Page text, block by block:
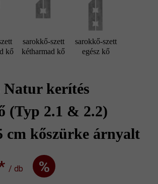
kő
sarokkő-szett
kétharmad kő
sarokkő-szett
egész kő
kerítés
(Typ 2.1 & 2.2)
cm kőszürke árnyalt
/ db %